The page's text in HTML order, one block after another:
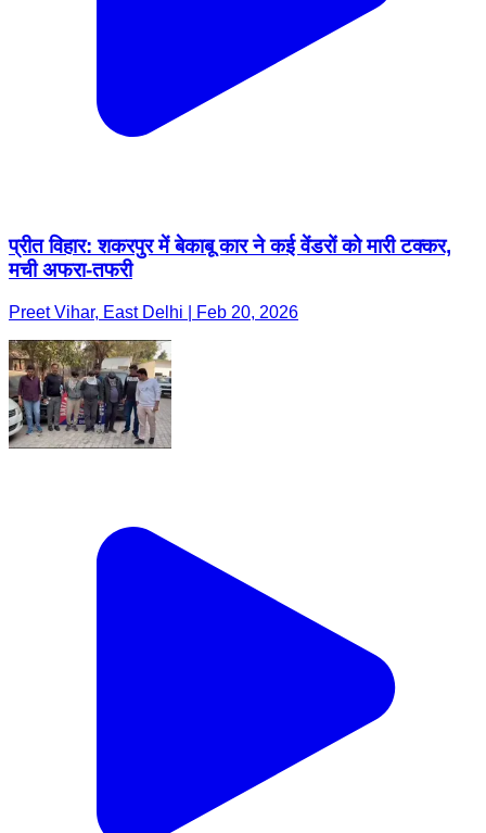
प्रीत विहार: शकरपुर में बेकाबू कार ने कई वेंडरों को मारी टक्कर,
मची अफरा-तफरी
Preet Vihar, East Delhi | Feb 20, 2026